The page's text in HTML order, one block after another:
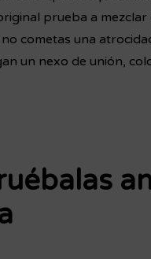
prueba a mezclar
cometas una
un nexo de unión,